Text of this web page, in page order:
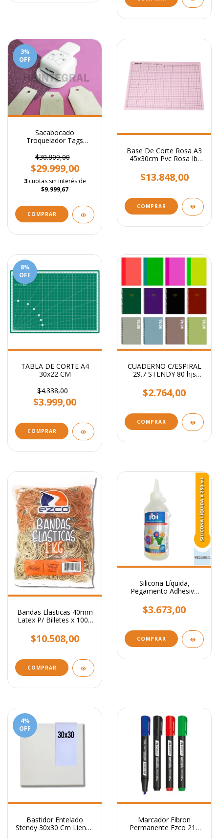
3%
OFF
Sacabocado
Troquelador Tags
Regulable
$30.809,00
$29.999,00
3 cuotas sin interés de
$9.999,67
COMPRAR
Base De Corte Rosa A3
45x30cm Pvc Rosa Ibi
$13.848,00
8%
OFF
TABLA DE CORTE A4
30x22 CM
$4.338,00
$3.999,00
CUADERNO C/ESPIRAL
29.7 STENDY 80 hjs
Surtidos
$2.764,00
COMPRAR
Bandas Elasticas 40mm
Latex P/ Billetes x 1000
$10.508,00
Silicona Líquida,
Pegamento Adhesivo
$3.673,00
4%
OFF
Bastidor Entelado
Stendy 30x30 Cm Lienzo
Marcador Fibron
Permanente Ezco 210